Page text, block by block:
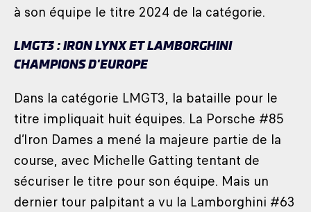
à son équipe le titre 2024 de la catégorie.
LMGT3 : IRON LYNX ET LAMBORGHINI
CHAMPIONS D'EUROPE
Dans la catégorie LMGT3, la bataille pour le
titre impliquait huit équipes. La Porsche #85
d’Iron Dames a mené la majeure partie de la
course, avec Michelle Gatting tentant de
sécuriser le titre pour son équipe. Mais un
dernier tour palpitant a vu la Lamborghini #63